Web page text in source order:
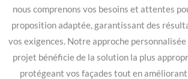
nous comprenons vos besoins et attentes
proposition adaptée, garantissant des
vos exigences. Notre approche personnalisée
projet bénéficie de la solution la plus
protégeant vos façades tout en